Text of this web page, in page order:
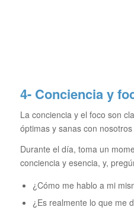
4- Conciencia y
La conciencia y el foco son
óptimas y sanas con
Durante el día, toma un
conciencia y esencia, y,
¿Cómo me hablo a mi
¿Es realmente lo que me